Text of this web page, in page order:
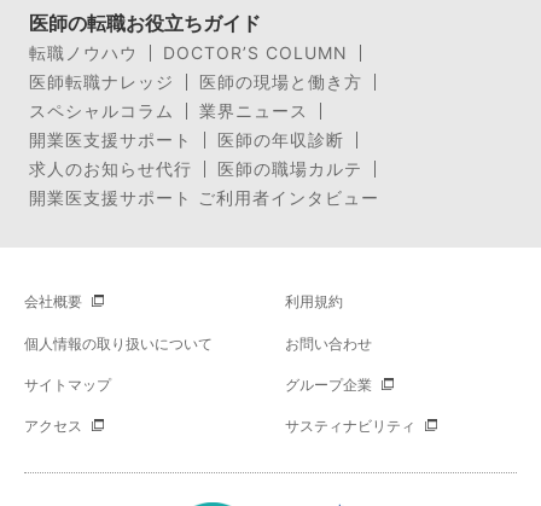
医師の転職お役立ちガイド
転職ノウハウ
DOCTOR’S COLUMN
医師転職ナレッジ
医師の現場と働き方
スペシャルコラム
業界ニュース
開業医支援サポート
医師の年収診断
求人のお知らせ代行
医師の職場カルテ
開業医支援サポート ご利用者インタビュー
会社概要 利用規約
個人情報の取り扱いについて お問い合わせ
サイトマップ グループ企業
アクセス サスティナビリティ